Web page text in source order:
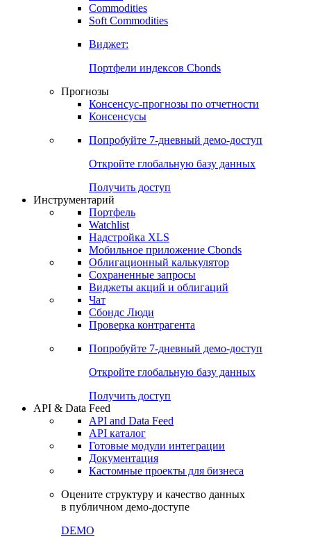
Commodities
Золото
Бензин
Soft Commodities
Виджет:
Портфели индексов Cbonds
Прогнозы
Консенсусы
Попробуйте7-дневный
Откройте глобальную базу данных
Получить доступ
Инструментарий
Портфель
Watchlist
Надстройка XLS
Мобильное приложение Cbonds
Облигационный калькулятор
Сохраненные запросы
Чат
Проверка контрагента
Попробуйте7-дневный
Откройте глобальную базу данных
Получить доступ
API & Data Feed
API and Data Feed
Готовые модули интеграции
Документация